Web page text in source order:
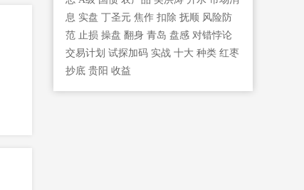
息 实盘 丁圣元 焦作 扣除 抚顺 风险防
范 止损 操盘 翻身 青岛 盘感 对错悖论
交易计划 试探加码 实战 十大 种类 红枣
抄底 贵阳 收益